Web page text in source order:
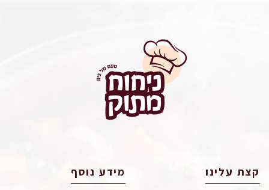
קצת עלינו מידע נוסף